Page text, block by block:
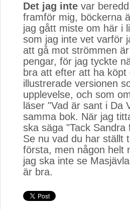
Det jag inte var
framför mig, böckerna
jag gått miste om här i
som jag inte vet varför
att gå mot strömmen
pengar, för jag tyckte
bra att efter att ha
illustrerade versionen
upplevelse, och som
läser "Vad är sant i Da
samma bok. När jag
ska säga "Tack
Se nu vad du har ställt
första, men någon helt
jag ska inte se
är bra.